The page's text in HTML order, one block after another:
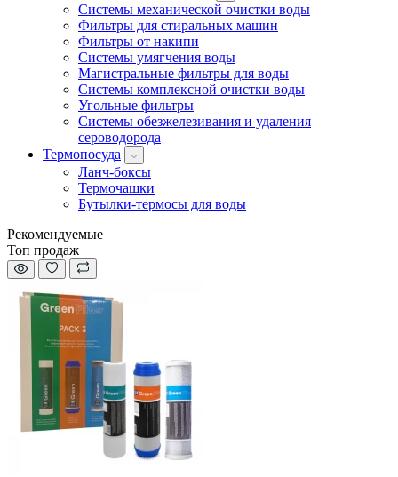
Системы механической очистки воды
Фильтры для стиральных машин
Фильтры от накипи
Системы умягчения воды
Магистральные фильтры для воды
Системы комплексной очистки воды
Угольные фильтры
Системы обезжелезивания и удаления
сероводорода
Термопосуда
Ланч-боксы
Термочашки
Бутылки-термосы для воды
Рекомендуемые
Топ продаж